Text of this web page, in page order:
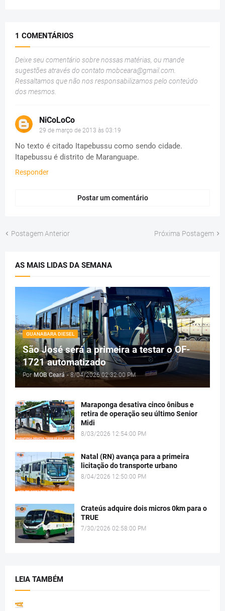
1 COMENTÁRIOS
Deixe seu comentário sobre nossas matérias, ou mande
sugestões através do contato mobceara@gmail.com
Ressaltamos que não nos responsabilizamos pelo conteúdo
dos mesmos.
NiCoLoCo
29 de março de 2013 às 03:19
No texto é citado Itapebussu como sendo cidade.
Itapebussu é distrito de Maranguape.
Responder
Postar um comentário
Postagem Anterior Próxima Postagem
AS MAIS LIDAS DA SEMANA
GUANABARA DIESEL
São José será a primeira a testar o OF-
1721 automatizado
Por MOB Ceará - 8/04/2026 02:32:00 PM
Maraponga desativa cinco ônibus e
retira de operação seu último Senior
Midi
8/03/2026 12:54:00 PM
Natal (RN) avança para a primeira
licitação do transporte urbano
8/04/2026 12:50:00 PM
Crateús adquire dois micros 0km para o
TRUE
7/30/2026 02:58:00 PM
LEIA TAMBÉM